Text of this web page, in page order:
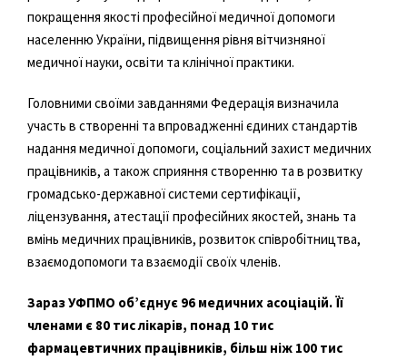
покращення якості професійної медичної допомоги
населенню України, підвищення рівня вітчизняної
медичної науки, освіти та клінічної практики.
Головними своїми завданнями Федерація визначила
участь в створенні та впровадженні єдиних стандартів
надання медичної допомоги, соціальний захист медичних
працівників, а також сприяння створенню та в розвитку
громадсько-державної системи сертифікації,
ліцензування, атестації професійних якостей, знань та
вмінь медичних працівників, розвиток співробітництва,
взаємодопомоги та взаємодії своїх членів.
Зараз УФПМО об’єднує 96 медичних асоціацій. Її
членами є 80 тис лікарів, понад 10 тис
фармацевтичних працівників, більш ніж 100 тис